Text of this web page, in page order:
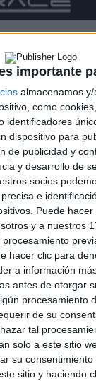
importante
almacenamos
como
identificadores
dispositivo para
de publicidad y
y desarrollo de
socios
e
Puede
y a nuestros
hacer clic para
a información
antes de otorgar
procesamiento
de su
tal
solo a este sitio
su
sitio y haciendo
Autonómicos